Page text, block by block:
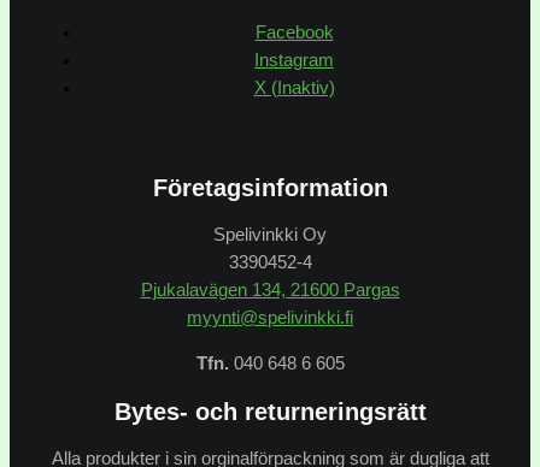
Facebook
Instagram
X (Inaktiv)
Företagsinformation
Spelivinkki Oy
3390452-4
Pjukalavägen 134, 21600 Pargas
myynti@spelivinkki.fi
Tfn. 040 648 6 605
Bytes- och returneringsrätt
Alla produkter i sin orginalförpackning som är dugliga att